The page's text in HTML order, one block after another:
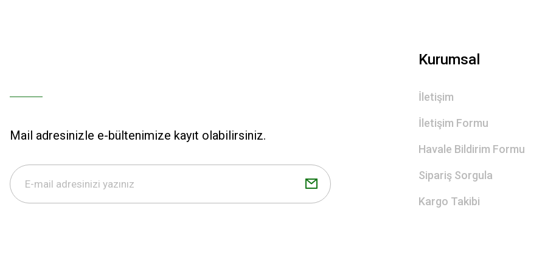
Mail adresinizle e-bültenimize kayıt olabilirsiniz.
Kurumsal
İletişim
İletişim Formu
Havale Bildirim Formu
Sipariş Sorgula
Kargo Takibi